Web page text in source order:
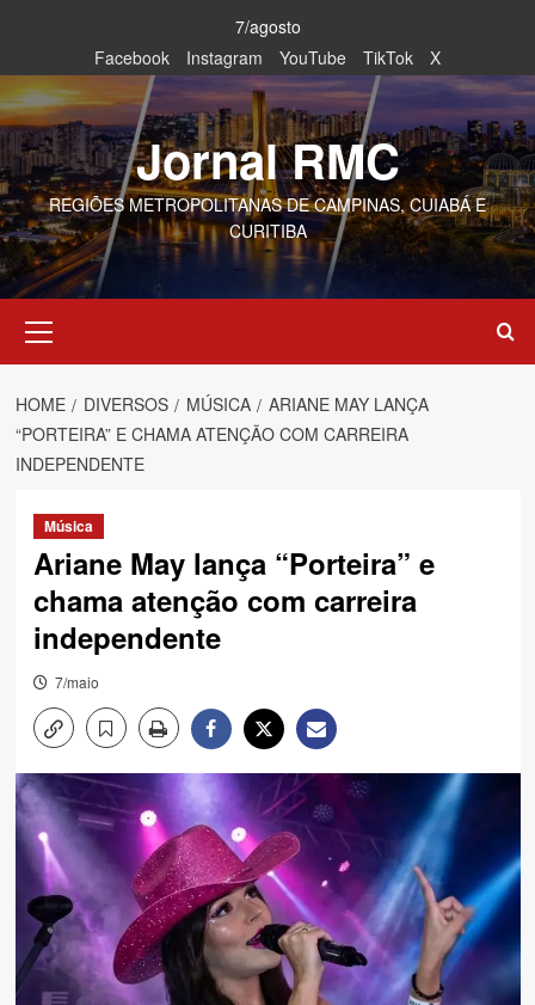
content
7/agosto
Facebook
Instagram YouTube TikTok X
Jornal RMC
REGIÕES METROPOLITANAS DE CAMPINAS, CUIABÁ E
CURITIBA
Menu
HOME DIVERSOS MÚSICA
ARIANE MAY LANÇA
“PORTEIRA” E CHAMA ATENÇÃO COM CARREIRA
INDEPENDENTE
Música
Ariane May lança “Porteira” e
chama atenção com carreira
independente
7/maio